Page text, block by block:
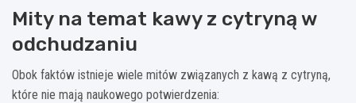
Mity na temat kawy z cytryną w
odchudzaniu
Obok faktów istnieje wiele mitów związanych z kawą z cytryną,
które nie mają naukowego potwierdzenia: